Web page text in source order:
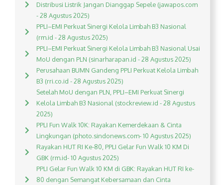
Distribusi Listrik Jangan Dianggap Sepele (jawapos.com
- 28 Agustus 2025)
PPLI–EMI Perkuat Sinergi Kelola Limbah B3 Nasional
(rm.id - 28 Agustus 2025)
PPLI–EMI Perkuat Sinergi Kelola Limbah B3 Nasional Usai
MoU dengan PLN (sinarharapan.id - 28 Agustus 2025)
Perusahaan BUMN Gandeng PPLI Perkuat Kelola Limbah
B3 (rri.co.id - 28 Agustus 2025)
Setelah MoU dengan PLN, PPLI–EMI Perkuat Sinergi
Kelola Limbah B3 Nasional (stockreview.id - 28 Agustus
2025)
PPLI Fun Walk 10K: Rayakan Kemerdekaan & Cinta
Lingkungan (photo.sindonews.com- 10 Agustus 2025)
Rayakan HUT RI Ke-80, PPLI Gelar Fun Walk 10 KM Di
GBK (rm.id- 10 Agustus 2025)
PPLI Gelar Fun Walk 10 KM di GBK: Rayakan HUT RI ke-
80 dengan Semangat Kebersamaan dan Cinta